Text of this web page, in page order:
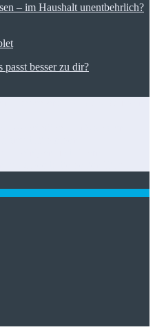
– im Haushalt unentbehrlich?
besser zu dir?